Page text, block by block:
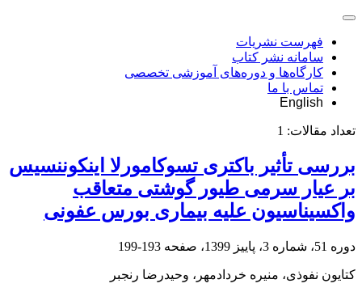
فهرست نشریات
سامانه نشر کتاب
کارگاه‌ها و دوره‌های آموزشی تخصصی
تماس با ما
English
تعداد مقالات: 1
بررسی تأثیر باکتری تسوکامورلا اینکوننسیس
بر عیار سرمی طیور گوشتی متعاقب
واکسیناسیون علیه ‏بیماری بورس عفونی
دوره 51، شماره 3، پاییز 1399، صفحه 193-199
کتایون نفوذی، منیره خردادمهر، وحیدرضا رنجبر